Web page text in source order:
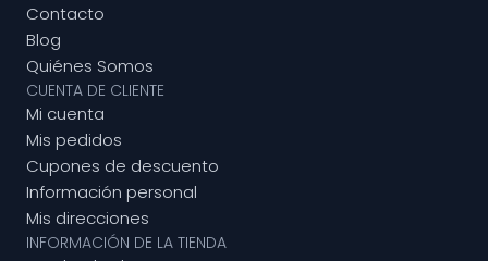
Contacto
Blog
Quiénes Somos
CUENTA DE CLIENTE
Mi cuenta
Mis pedidos
Cupones de descuento
Información personal
Mis direcciones
INFORMACIÓN DE LA TIENDA